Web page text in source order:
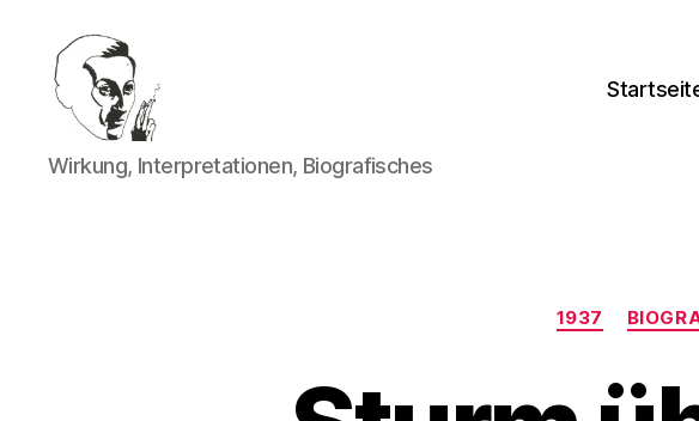
Walter
Mehring
Wirkung, Interpretationen, Biografisches
1937